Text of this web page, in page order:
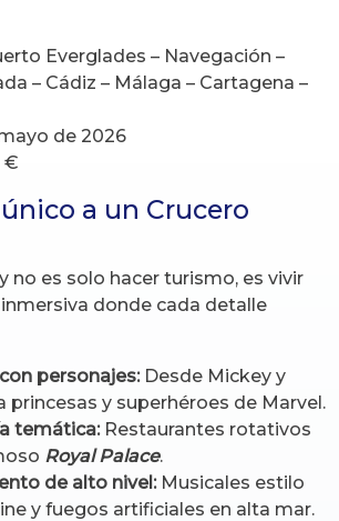
Everglades – Navegación –
– Cádiz – Málaga – Cartagena –
de 2026
€
a un Crucero
no es solo hacer turismo, es vivir
donde cada detalle
personajes:Desde Mickey y
princesas y superhéroes de Marvel.
temática:Restaurantes rotativos
Royal Palace.
de alto nivel:Musicales estilo
y fuegos artificiales en alta mar.